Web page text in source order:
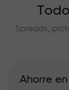
Spreads,
Ahorre